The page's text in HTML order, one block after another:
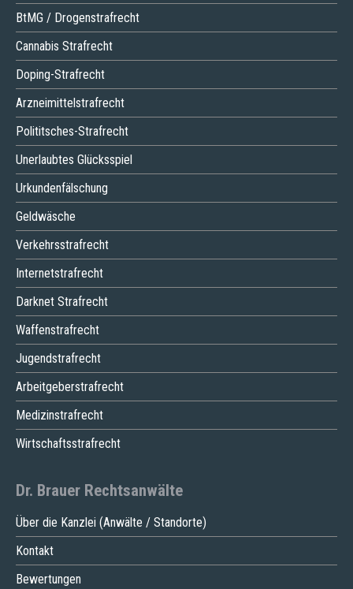
BtMG / Drogenstrafrecht
Cannabis Strafrecht
Doping-Strafrecht
Arzneimittelstrafrecht
Polititsches-Strafrecht
Unerlaubtes Glücksspiel
Urkundenfälschung
Geldwäsche
Verkehrsstrafrecht
Internetstrafrecht
Darknet Strafrecht
Waffenstrafrecht
Jugendstrafrecht
Arbeitgeberstrafrecht
Medizinstrafrecht
Wirtschaftsstrafrecht
Dr. Brauer Rechtsanwälte
Über die Kanzlei (Anwälte / Standorte)
Kontakt
Bewertungen